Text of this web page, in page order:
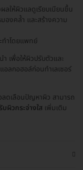
ลให้ผิวแลดูเรียบเนียนขึ้น
องคล้ำ และสร้างความ
ทำโดยแพทย์
เพื่อให้ผิวปรับตัวและ
ลกอฮอล์ก่อนทำเลเซอร์
ดเลือนปัญหาผิว สามารถ
ผิวกระจ่างใส เพิ่มเติม